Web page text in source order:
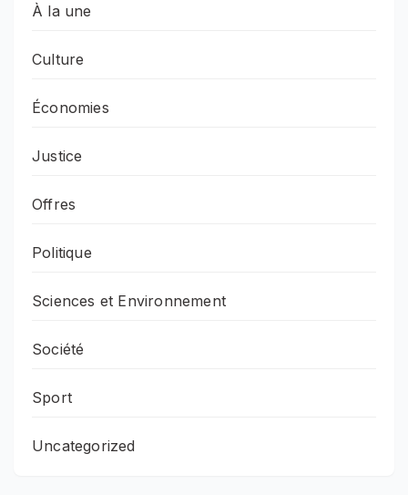
À la une
Culture
Économies
Justice
Offres
Politique
Sciences et Environnement
Société
Sport
Uncategorized